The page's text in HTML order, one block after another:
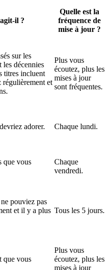
il ?
Quelle est la
fréquence de
mise à jour ?
sur les
les décennies
titres incluent
régulièrement et
Plus vous
écoutez, plus les
mises à jour
sont fréquentes.
adorer. Chaque lundi.
que vous
Chaque
vendredi.
pouviez pas
et il y a plus Tous les 5 jours.
que vous
Plus vous
écoutez, plus les
mises à jour